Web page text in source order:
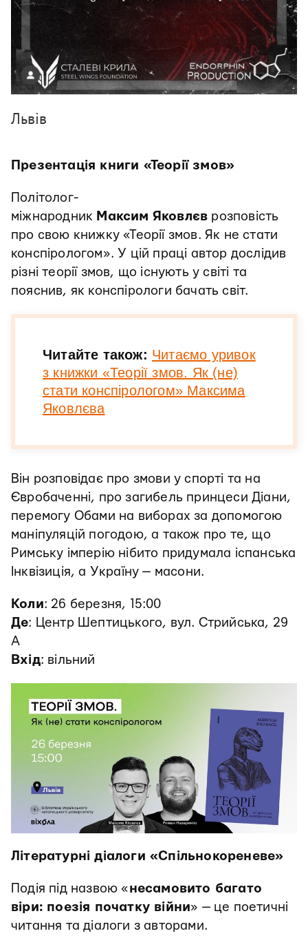
Львів
Презентація книги «Теорії змов»
Політолог-
міжнародник Максим Яковлєв розповість
про свою книжку «Теорії змов. Як не стати
конспірологом». У цій праці автор дослідив
різні теорії змов, що існують у світі та
пояснив, як конспірологи бачать світ.
Читайте також: Читаємо уривок
з книжки «Теорії змов. Як (не)
стати конспірологом» Максима
Яковлєва
Він розповідає про змови у спорті та на
Євробаченні, про загибель принцеси Діани,
перемогу Обами на виборах за допомогою
маніпуляцій погодою, а також про те, що
Римську імперію нібито придумала іспанська
Інквізиція, а Україну — масони.
Коли: 26 березня, 15:00
Де: Центр Шептицького, вул. Стрийська, 29
А
Вхід: вільний
Літературні діалоги «Спільнокореневе»
Подія під назвою «несамовито багато
віри: поезія початку війни» — це поетичні
читання та діалоги з авторами.